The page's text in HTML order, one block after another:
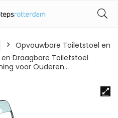
Opvouwbare Toiletstoel en
Draagbare Toiletstoel
voor Ouderen…